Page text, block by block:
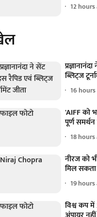
12
ब्लिट्ज
16
'AIFF को
पूर्ण
18
नीरज को
मिल सकता
19
विश्व कप